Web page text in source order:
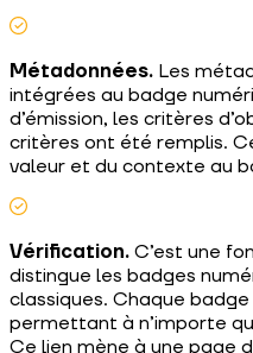
Métadonnées. Les
intégrées au badge
d’émission, les critères
critères ont été remplis.
valeur et du contexte au
Vérification. C’est une
distingue les badges
classiques. Chaque
permettant à n’importe
Ce lien mène à une page